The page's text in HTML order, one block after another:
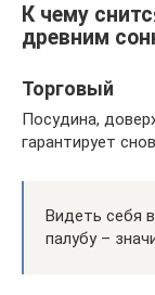
К чему
древним
Торговый
Посудина,
гарантирует
Видеть себя
палубу –